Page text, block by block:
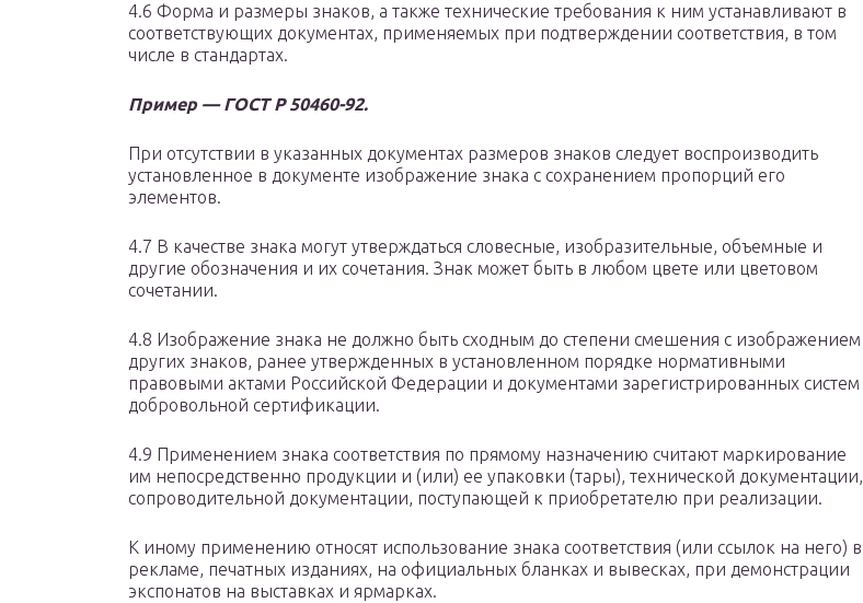
4.6 Форма и размеры знаков, а также технические требования к ним устанавливают в
соответствующих документах, применяемых при подтверждении соответствия, в том
числе в стандартах.
Пример — ГОСТ Р 50460-92.
При отсутствии в указанных документах размеров знаков следует воспроизводить
установленное в документе изображение знака с сохранением пропорций его
элементов.
4.7 В качестве знака могут утверждаться словесные, изобразительные, объемные и
другие обозначения и их сочетания. Знак может быть в любом цвете или цветовом
сочетании.
4.8 Изображение знака не должно быть сходным до степени смешения с изображением
других знаков, ранее утвержденных в установленном порядке нормативными
правовыми актами Российской Федерации и документами зарегистрированных систем
добровольной сертификации.
4.9 Применением знака соответствия по прямому назначению считают маркирование
им непосредственно продукции и (или) ее упаковки (тары), технической документации,
сопроводительной документации, поступающей к приобретателю при реализации.
К иному применению относят использование знака соответствия (или ссылок на него) в
рекламе, печатных изданиях, на официальных бланках и вывесках, при демонстрации
экспонатов на выставках и ярмарках.